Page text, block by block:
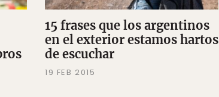
15 frases que los argentinos
en el exterior estamos hartos
de escuchar
19 FEB 2015